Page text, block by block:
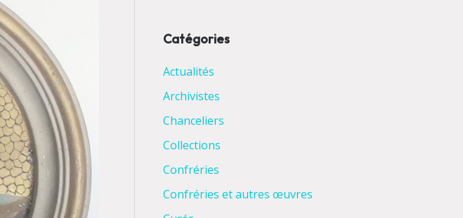
Catégories
Actualités
Archivistes
Chanceliers
Collections
Confréries
Confréries et autres œuvres